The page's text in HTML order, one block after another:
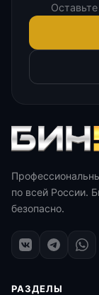
по всей России.
безопасно.
РАЗДЕЛЫ